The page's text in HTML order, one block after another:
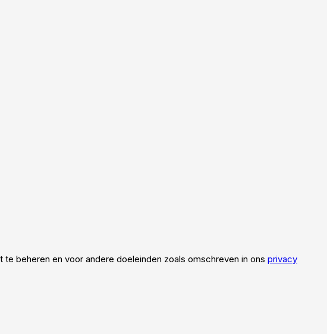
beheren en voor andere doeleinden zoals omschreven in ons privacy